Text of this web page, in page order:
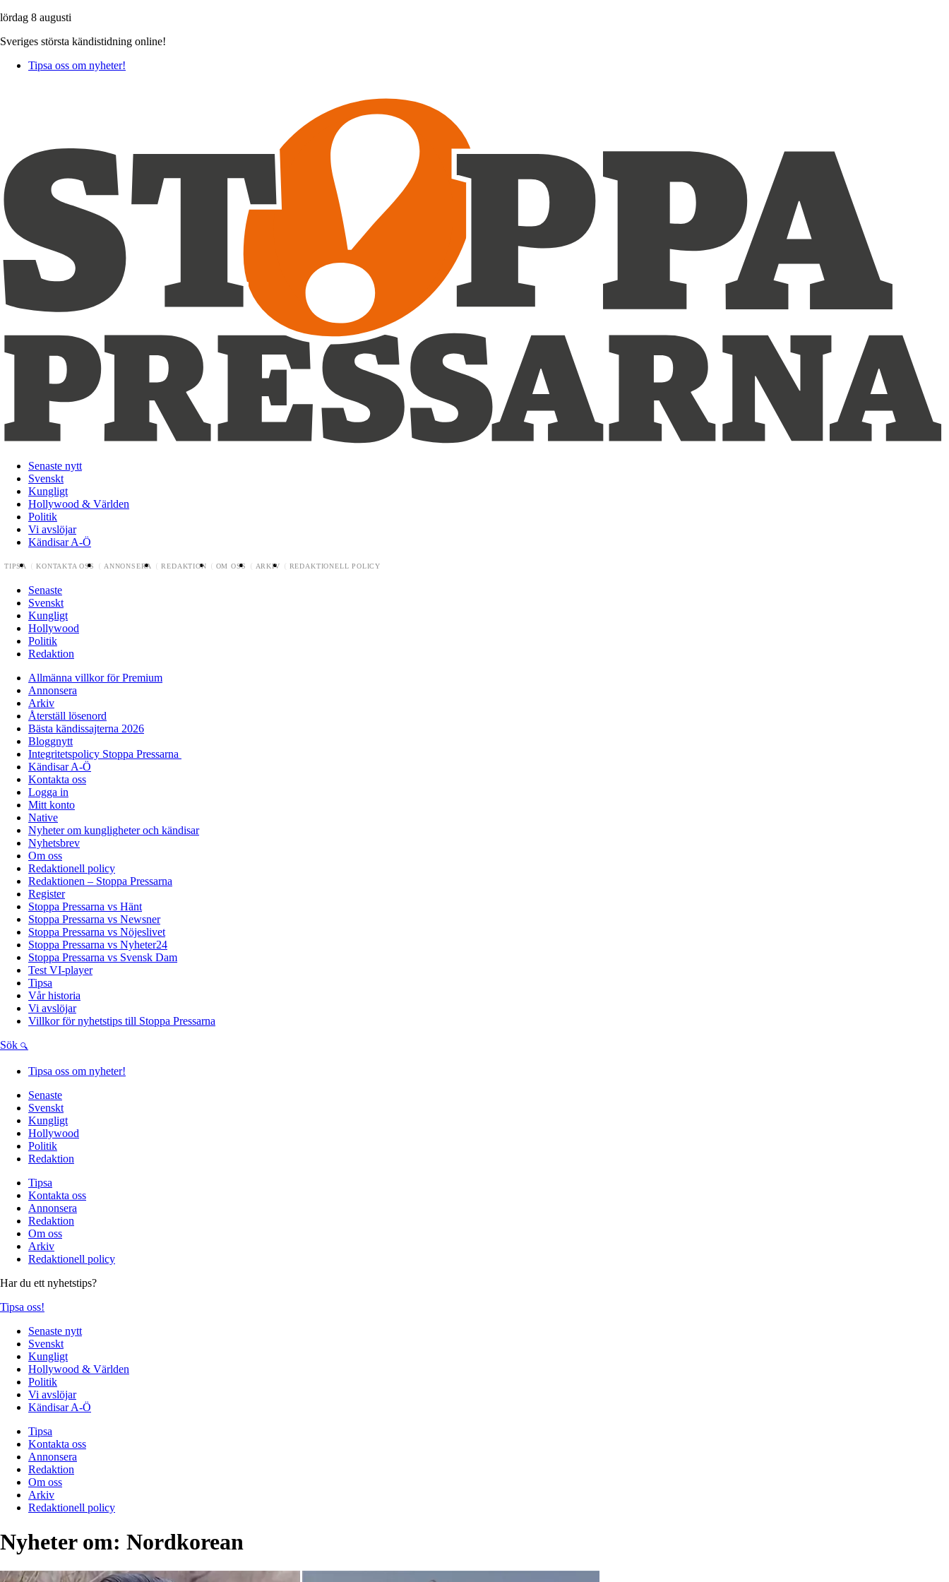
lördag 8 augusti
Sveriges största kändistidning online!
Tipsa oss om nyheter!
Senaste nytt
Svenskt
Kungligt
Hollywood & Världen
Politik
Vi avslöjar
Kändisar A-Ö
TIPSA KONTAKTA OSS ANNONSERA REDAKTION OM OSS ARKIV REDAKTIONELL POLICY
Senaste
Svenskt
Kungligt
Hollywood
Politik
Redaktion
Allmänna villkor för Premium
Annonsera
Arkiv
Återställ lösenord
Bästa kändissajterna 2026
Bloggnytt
Integritetspolicy Stoppa Pressarna
Kändisar A-Ö
Kontakta oss
Logga in
Mitt konto
Native
Nyheter om kungligheter och kändisar
Nyhetsbrev
Om oss
Redaktionell policy
Redaktionen – Stoppa Pressarna
Register
Stoppa Pressarna vs Hänt
Stoppa Pressarna vs Newsner
Stoppa Pressarna vs Nöjeslivet
Stoppa Pressarna vs Nyheter24
Stoppa Pressarna vs Svensk Dam
Test VI-player
Tipsa
Vår historia
Vi avslöjar
Villkor för nyhetstips till Stoppa Pressarna
Sök
Tipsa oss om nyheter!
Senaste
Svenskt
Kungligt
Hollywood
Politik
Redaktion
Tipsa
Kontakta oss
Annonsera
Redaktion
Om oss
Arkiv
Redaktionell policy
Har du ett nyhetstips?
Tipsa oss!
Senaste nytt
Svenskt
Kungligt
Hollywood & Världen
Politik
Vi avslöjar
Kändisar A-Ö
Tipsa
Kontakta oss
Annonsera
Redaktion
Om oss
Arkiv
Redaktionell policy
Nyheter om: Nordkorean